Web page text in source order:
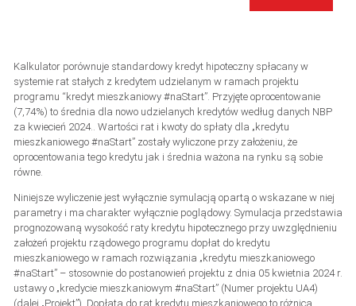
Kalkulator porównuje standardowy kredyt hipoteczny spłacany w
systemie rat stałych z kredytem udzielanym w ramach projektu
programu “kredyt mieszkaniowy #naStart”. Przyjęte oprocentowanie
(7,74%) to średnia dla nowo udzielanych kredytów według danych NBP
za kwiecień 2024.. Wartości rat i kwoty do spłaty dla „kredytu
mieszkaniowego #naStart” zostały wyliczone przy założeniu, że
oprocentowania tego kredytu jak i średnia ważona na rynku są sobie
równe.
Niniejsze wyliczenie jest wyłącznie symulacją opartą o wskazane w niej
parametry i ma charakter wyłącznie poglądowy. Symulacja przedstawia
prognozowaną wysokość raty kredytu hipotecznego przy uwzględnieniu
założeń projektu rządowego programu dopłat do kredytu
mieszkaniowego w ramach rozwiązania „kredytu mieszkaniowego
#naStart” – stosownie do postanowień projektu z dnia 05 kwietnia 2024 r.
ustawy o „kredycie mieszkaniowym #naStart” (Numer projektu UA4)
(dalej „Projekt”). Dopłata do rat kredytu mieszkaniowego to różnica